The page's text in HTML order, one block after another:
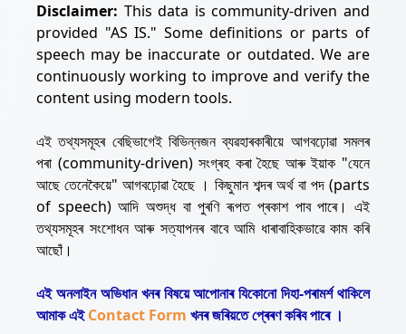
Disclaimer: This data is community-driven and
provided "AS IS." Some definitions or parts of
speech may be inaccurate or outdated. We are
continuously working to improve and verify the
content using modern tools.
এই তথ্যসমূহৰ বেছিভাগেই বিভিন্নজন ব্যৱহাৰকাৰীয়ে আগবঢ়োৱা সমলৰ
পৰা (community-driven) সংগ্ৰহ কৰা হৈছে আৰু ইয়াক "যেনে
আছে তেনেকৈয়ে" আগবঢ়োৱা হৈছে । কিছুমান শব্দৰ অৰ্থ বা পদ (parts
of speech) আদি অশুদ্ধ বা পুৰণি ৰূপত প্ৰকাশ পাব পাৰে। এই
তথ্যসমূহৰ সংশোধন আৰু সত্যাপনৰ বাবে আমি ধাৰাবাহিকভাৱে কাম কৰি
আছোঁ।
এই অনলাইন অভিধান খনৰ বিষয়ে আপোনাৰ যিকোনো দিহা-পৰামৰ্শ থাকিলে
আমাক এইContact Form খনৰ জৰিয়তে প্ৰেৰণ কৰিব পাৰে ।